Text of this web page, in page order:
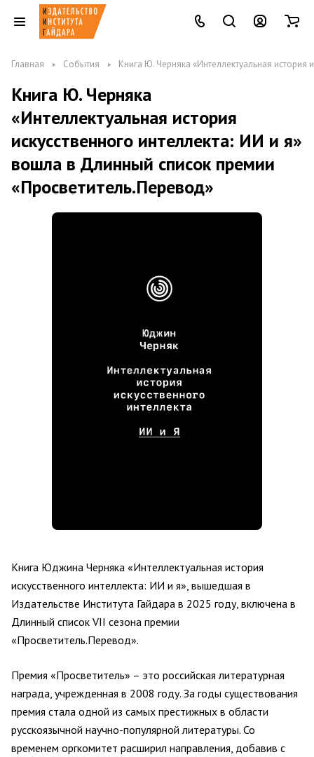
Главная События Книга Ю. Черняка «Интеллектуальная
Книга Ю. Черняка
«Интеллектуальная история
искусственного интеллекта: ИИ и я»
вошла в Длинный список премии
«Просветитель.Перевод»
Книга Юджина Черняка «Интеллектуальная история
искусственного интеллекта: ИИ и я», вышедшая в
Издательстве Института Гайдара в 2025 году, включена в
Длинный список VII сезона премии
«Просветитель.Перевод».
Премия «Просветитель» – это российская литературная
награда, учрежденная в 2008 году. За годы существования
премия стала одной из самых престижных в области
русскоязычной научно-популярной литературы. Со
временем оргкомитет расширил направления, добавив с